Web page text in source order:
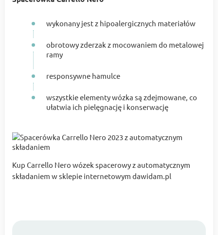
wykonany jest z hipoalergicznych materiałów
obrotowy zderzak z mocowaniem do metalowej
ramy
responsywne hamulce
wszystkie elementy wózka są zdejmowane, co
ułatwia ich pielęgnację i konserwację
Kup Carrello Nero wózek spacerowy z automatycznym
składaniem w sklepie internetowym dawidam.pl